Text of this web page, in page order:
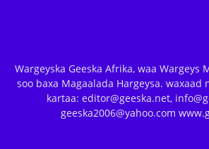
Wargeyska Geeska Afrika, waa Wargeys
soo baxa Magaalada Hargeysa. waxaad
kartaa: editor@geeska.net,
geeska2006@yahoo.com